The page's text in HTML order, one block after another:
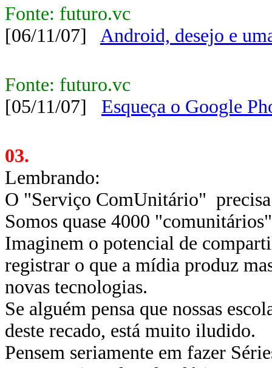
Fonte: futuro.vc
[06/11/07] Android, desejo e
Fonte: futuro.vc
[05/11/07] Esqueça o Google
03.
Lembrando:
O "Serviço ComUnitário"
Somos quase 4000
Imaginem o potencial de
registrar o que a mídia produz
novas tecnologias.
Se alguém pensa que nossas
deste recado, está muito iludido.
Pensem seriamente em fazer